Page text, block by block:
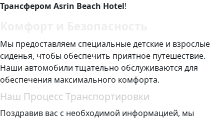
Трансфером Asrin Beach Hotel!
Мы предоставляем специальные детские и взрослые
сиденья, чтобы обеспечить приятное путешествие.
Наши автомобили тщательно обслуживаются для
обеспечения максимального комфорта.
Наш Процесс Транспортировки
Поздравив вас с необходимой информацией, мы